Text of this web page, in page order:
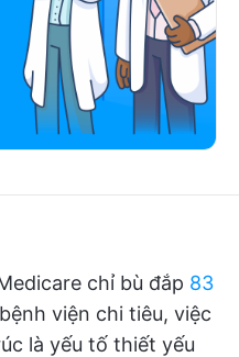
chỉ bù đắp 83
viện chi tiêu, việc
là yếu tố thiết yếu